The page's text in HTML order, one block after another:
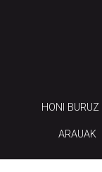
HONI BURUZ
ARAUAK